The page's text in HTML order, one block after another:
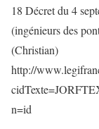
18 Décret du 4
(ingénieurs des
(Christian)
http://
n=id